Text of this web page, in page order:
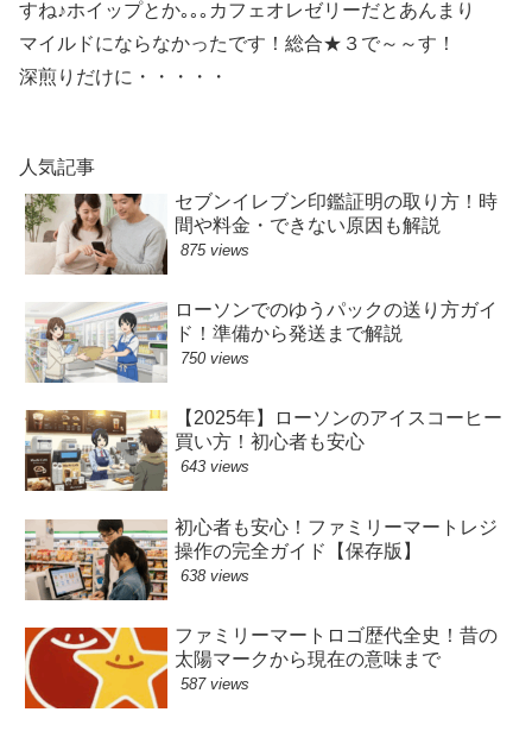
すね♪ホイップとか｡｡｡カフェオレゼリーだとあんまり
マイルドにならなかったです！総合★３で～～す！
深煎りだけに・・・・・
人気記事
セブンイレブン印鑑証明の取り方！時
間や料金・できない原因も解説
875 views
ローソンでのゆうパックの送り方ガイ
ド！準備から発送まで解説
750 views
【2025年】ローソンのアイスコーヒー
買い方！初心者も安心
643 views
初心者も安心！ファミリーマートレジ
操作の完全ガイド【保存版】
638 views
ファミリーマートロゴ歴代全史！昔の
太陽マークから現在の意味まで
587 views